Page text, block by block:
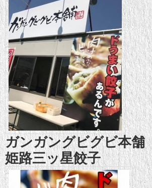
ガンガングビグビ本舗
姫路三ッ星餃子